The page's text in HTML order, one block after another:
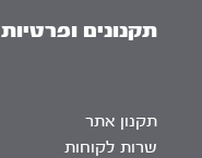
תקנונים ופרטיות
תקנון אתר
שרות לקוחות